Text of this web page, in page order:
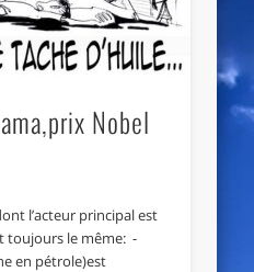
Nobel
l’acteur principal est
toujours le même: -
en pétrole)est